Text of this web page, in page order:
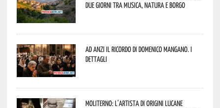
due giorni tra musica, natura e borgo
Ad Anzi il ricordo di Domenico Mangano. I
dettagli
Moliterno: l’artista di origini lucane